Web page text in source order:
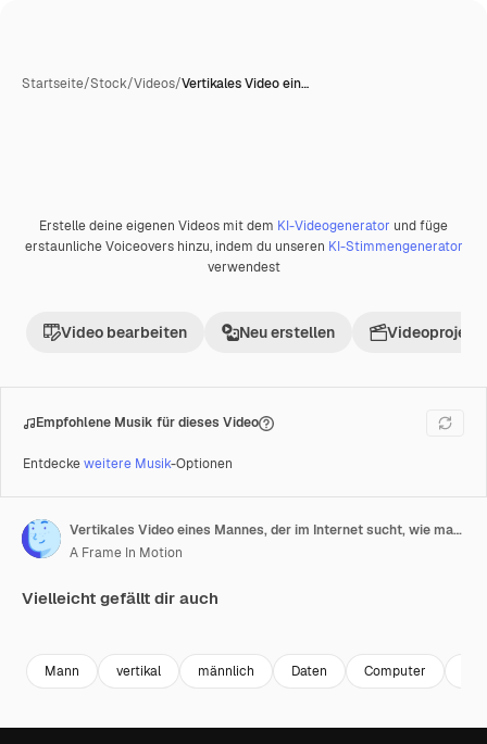
Startseite/Stock/Videos/Vertikales Video ein…
Premium
Erstelle deine eigenen Videos mit dem KI-Videogenerator und füge
erstaunliche Voiceovers hinzu, indem du unseren KI-Stimmengenerator
verwendest
Video bearbeiten Neu erstellen Videoprojekt
Empfohlene Musik für dieses Video
Entdeckeweitere Musik-Optionen
Vertikales Video eines Mannes, der im Internet sucht, wie man einen Screenshot auf dem Laptop macht.
A Frame In Motion
Vielleicht gefällt dir auch
Mann vertikal männlich Daten Computer